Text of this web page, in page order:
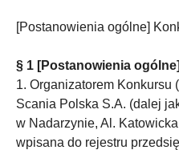
[Postanowienia ogólne]
§ 1 [Postanowienia ogólne]
1. Organizatorem Konkursu
Scania Polska S.A. (dalej
w Nadarzynie, Al.
wpisana do rejestru